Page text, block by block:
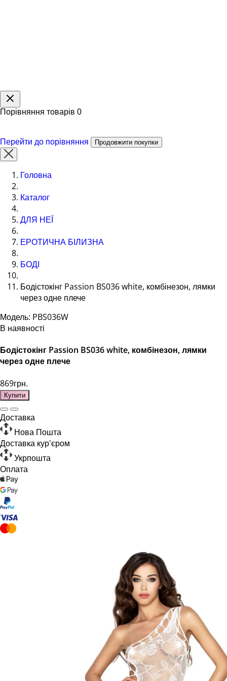
Порівняння товарів 0
Перейти до порівняння Продовжити покупки
Головна
Каталог
ДЛЯ НЕЇ
ЕРОТИЧНА БІЛИЗНА
БОДІ
Бодістокінг Passion BS036 white, комбінезон, лямки
через одне плече
Модель: PBS036W
В наявності
Бодістокінг Passion BS036 white, комбінезон, лямки
через одне плече
869грн.
Купити
Доставка
Нова Пошта
Доставка кур'єром
Укрпошта
Оплата